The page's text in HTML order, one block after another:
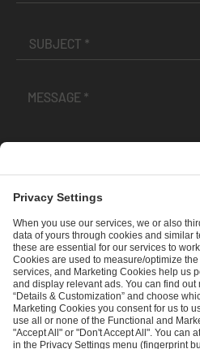
andPrivacy Policy
SEND MESSAGE